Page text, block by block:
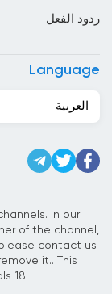
المغرب
المملكة المتحدة
النرويج
النيبال
الهند
الولايات المتحدة
ردود الفعل
Language
العربية
In our
of the channel,
contact us
it.. This
18+